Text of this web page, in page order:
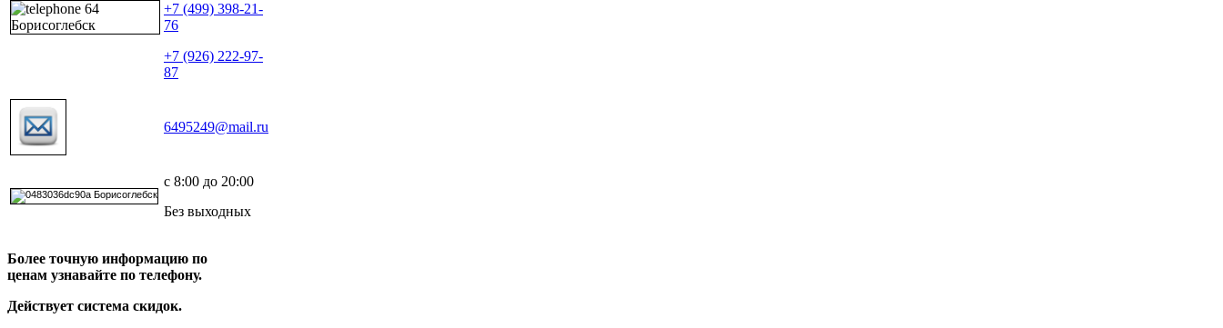
+7 (499) 398-21-
76
+7 (926) 222-97-
87
6495249@mail.ru
с 8:00 до 20:00
Без выходных
Более точную информацию по
ценам узнавайте по телефону.
Действует система скидок.